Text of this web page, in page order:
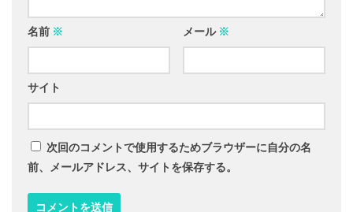
名前 ※ メール ※
サイト
次回のコメントで使用するためブラウザーに自分の名
前、メールアドレス、サイトを保存する。